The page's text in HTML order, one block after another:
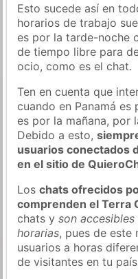
Esto sucede así en
horarios de trabajo
es por la tarde-noche
de tiempo libre para
ocio, como es el chat.
Ten en cuenta que
cuando en Panamá
es por la mañana, por
Debido a esto,
usuarios conectados
en el sitio de
Loschats ofrecidos
comprenden el Terra
chats yson
horarias, pues de este
usuarios a horas
de visitantes en tu